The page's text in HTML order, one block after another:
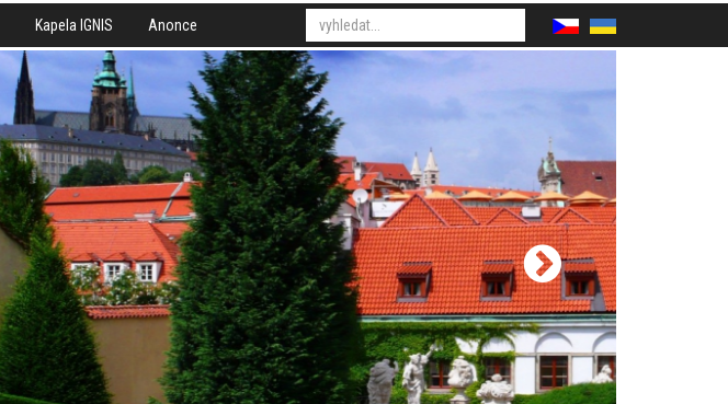
Kapela IGNIS Anonce